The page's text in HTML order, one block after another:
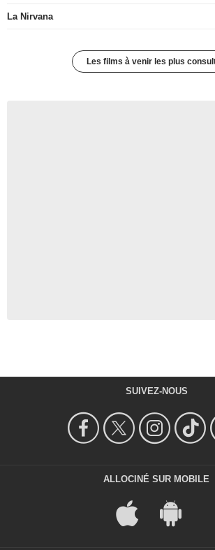
La Nirvana
Les films à venir les plus
SUIVEZ-NOUS
ALLOCINÉ SUR MOBILE